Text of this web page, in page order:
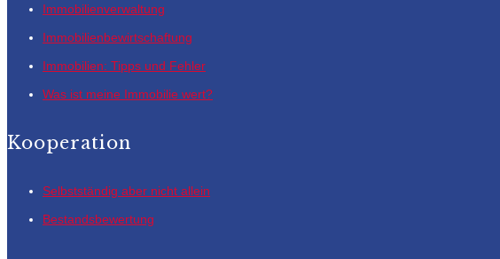
Immobilienverwaltung
Immobilienbewirtschaftung
Immobilien: Tipps und Fehler
Was ist meine Immobilie wert?
Kooperation
Selbstständig aber nicht allein
Bestandsbewertung